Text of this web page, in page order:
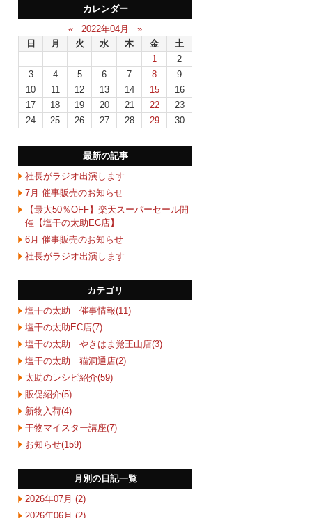
カレンダー
«
2022年04月
»
日
月 火 水 木 金
土
1
2
3
4 5 6 7 8
9
10
11 12 13 14 15
16
17
18 19 20 21 22
23
24
25 26 27 28 29 30
最新の記事
社長がラジオ出演します
7月 催事販売のお知らせ
【最大50％OFF】楽天スーパーセール開
催【塩干の太助EC店】
6月 催事販売のお知らせ
社長がラジオ出演します
カテゴリ
塩干の太助 催事情報(11)
塩干の太助EC店(7)
塩干の太助 やきはま覚王山店(3)
塩干の太助 猫洞通店(2)
太助のレシピ紹介(59)
販促紹介(5)
新物入荷(4)
干物マイスター講座(7)
お知らせ(159)
月別の日記一覧
2026年07月 (2)
2026年06月 (2)